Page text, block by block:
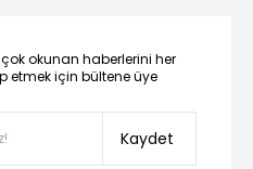
okunan haberlerini her
etmek için bültene üye
Kaydet